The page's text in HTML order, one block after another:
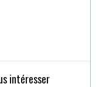
intéresser